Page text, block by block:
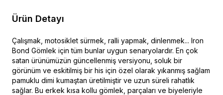
Ürün Detayı
Çalışmak, motosiklet sürmek, ralli yapmak, dinlenmek... Iron
Bond Gömlek için tüm bunlar uygun senaryolardır. En çok
satan ürünümüzün güncellenmiş versiyonu, soluk bir
görünüm ve eskitilmiş bir his için özel olarak yıkanmış sağlam
pamuklu dimi kumaştan üretilmiştir ve uzun süreli rahatlık
sağlar. Bu erkek kısa kollu gömlek, parçaları ve biyeleriyle